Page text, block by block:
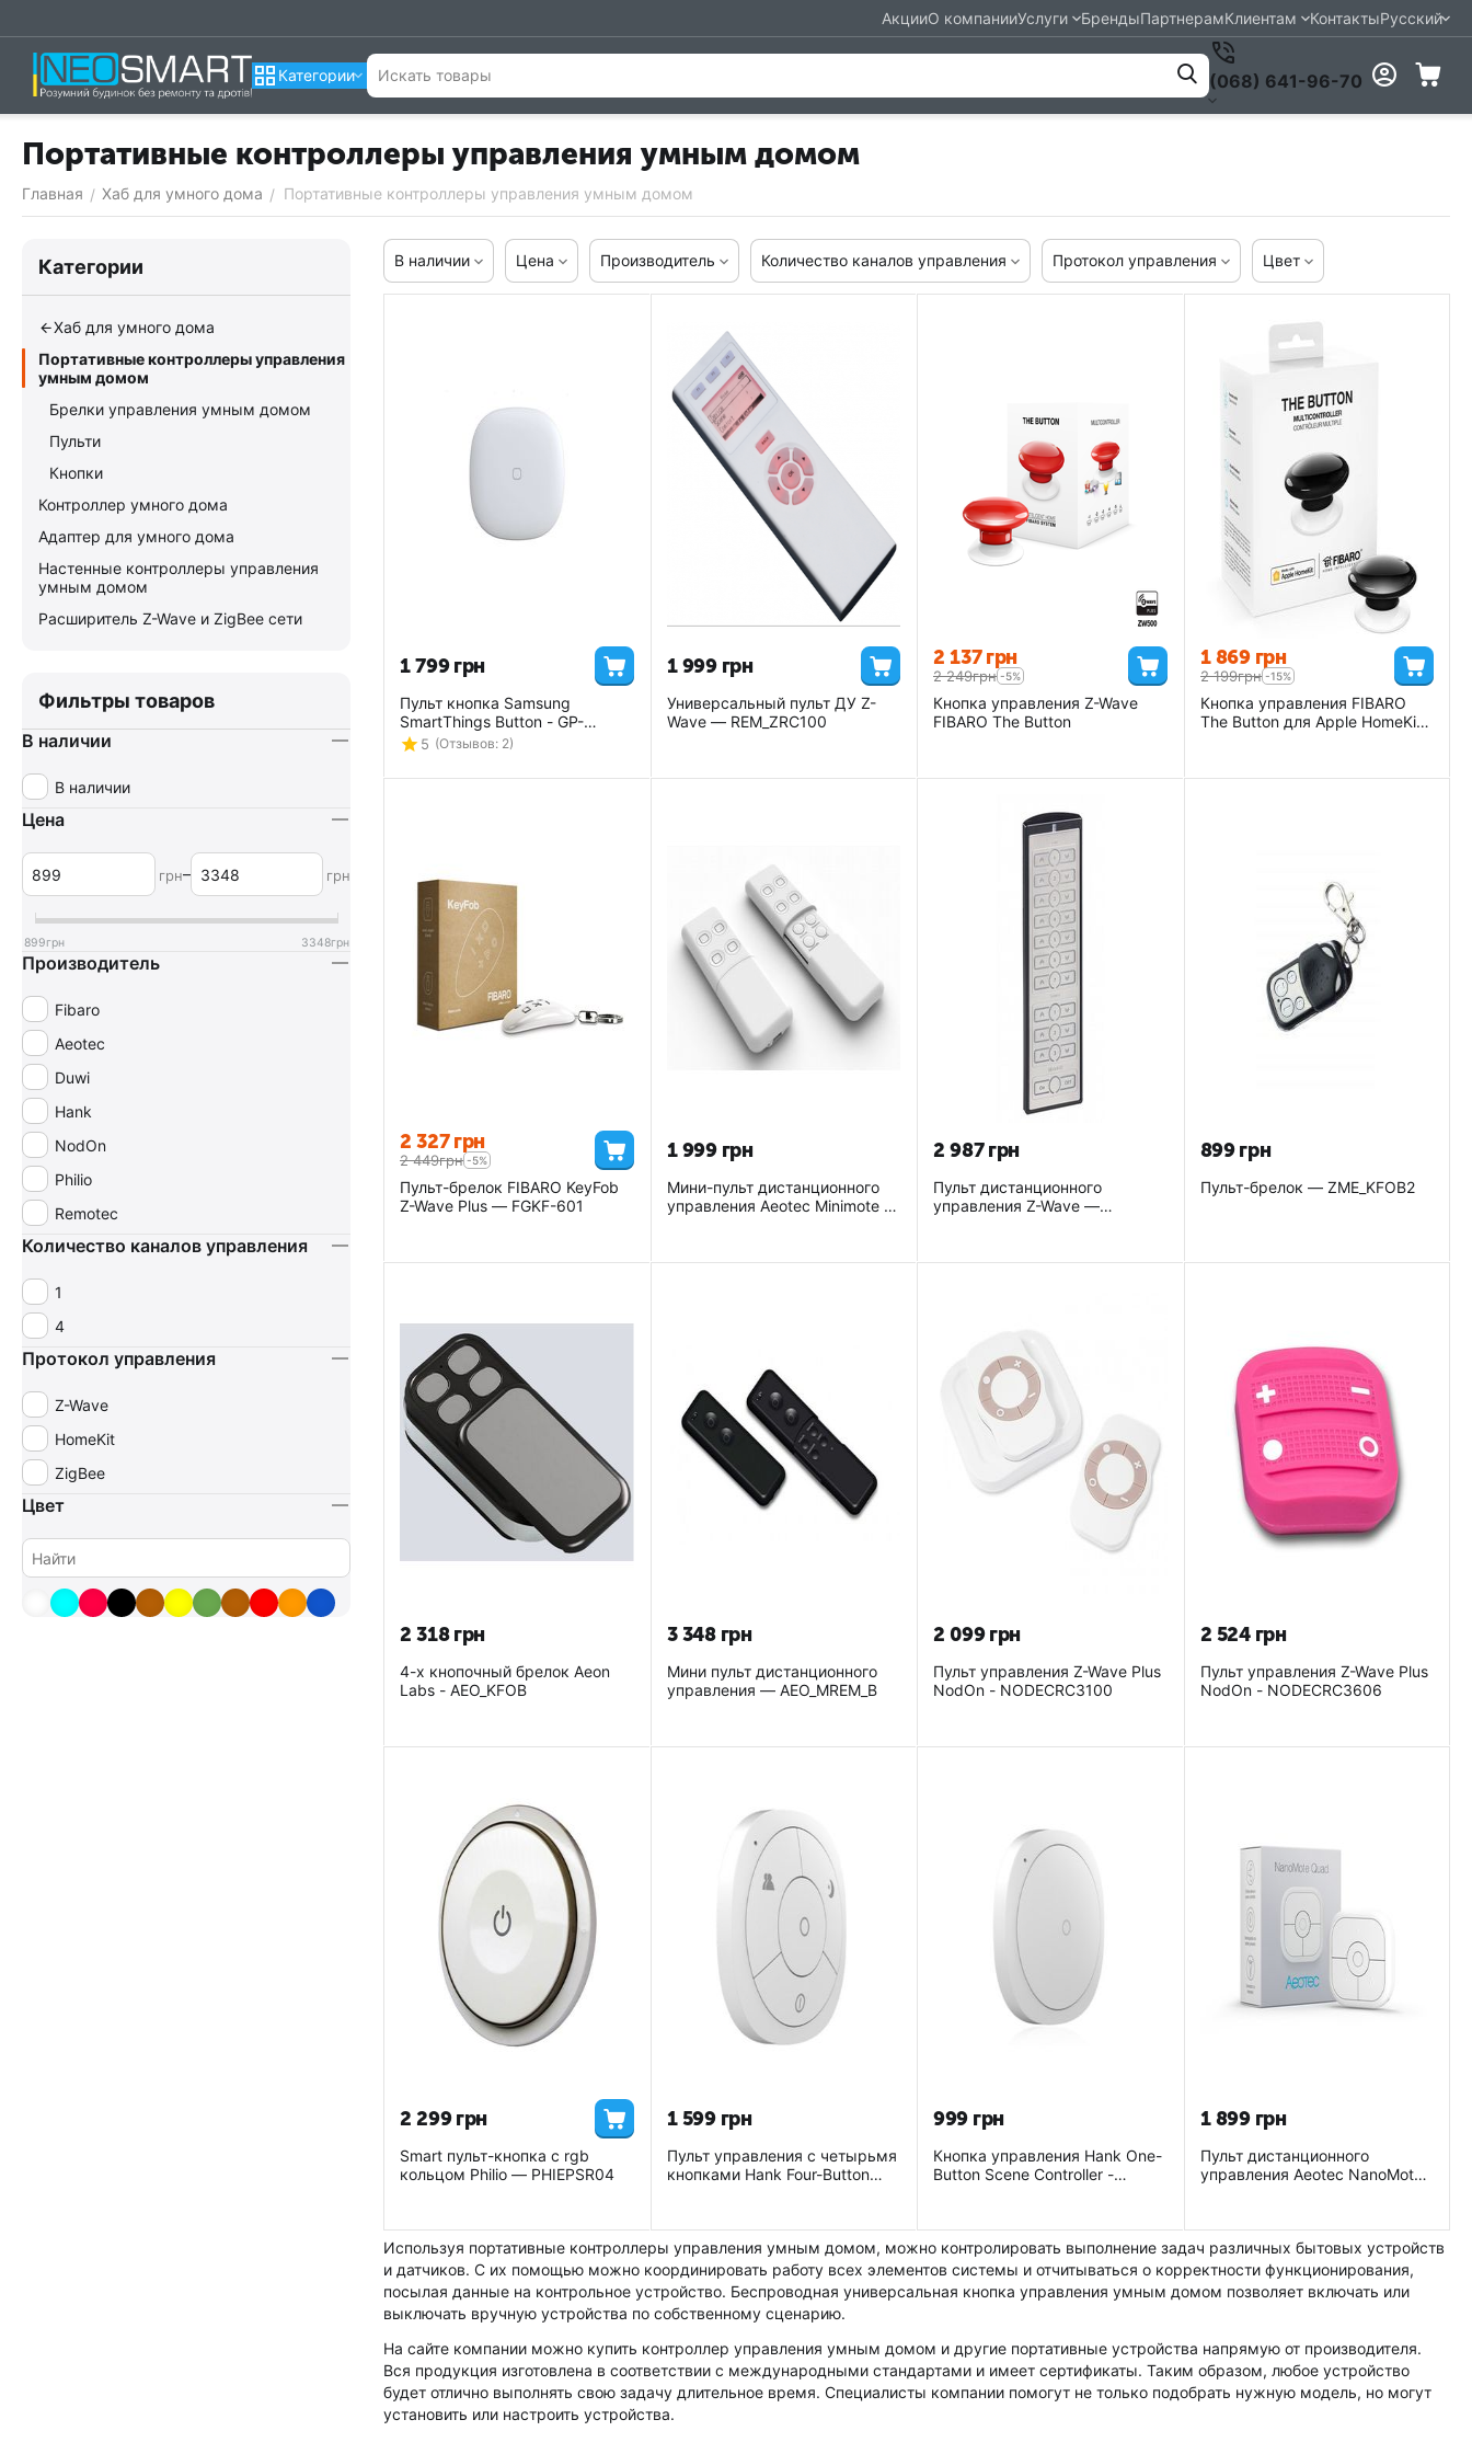
АкцииО компанииУслуги БрендыПартнерамКлиентам КонтактыРусский
Категории (068) 641-96-70
Портативные контроллеры управления умным домом
Главная / Хаб для умного дома / Портативные контроллеры управления умным домом
В наличии Цена Производитель Количество каналов управления Протокол управления Цвет
Используя портативные контроллеры управления умным домом, можно контролировать выполнение задач различных бытовых устройств
и датчиков. С их помощью можно координировать работу всех элементов системы и отчитываться о корректности функционирования,
посылая данные на контрольное устройство. Беспроводная универсальная кнопка управления умным домом позволяет включать или
выключать вручную устройства по собственному сценарию.
На сайте компании можно купить контроллер управления умным домом и другие портативные устройства напрямую от производителя.
Вся продукция изготовлена в соответствии с международными стандартами и имеет сертификаты. Таким образом, любое устройство
будет отлично выполнять свою задачу длительное время. Специалисты компании помогут не только подобрать нужную модель, но могут
установить или настроить устройства.
1 799 грн
Пульт кнопка Samsung
SmartThings Button - GP-
U999SJVLEEA
5 (Отзывов: 2)
1 999 грн
Универсальный пульт ДУ Z-
Wave — REM_ZRC100
2 137 грн
2 249грн -5%
Кнопка управления Z-Wave
FIBARO The Button
1 869 грн
2 199грн -15%
Кнопка управления FIBARO
The Button для Apple HomeKit,
2 327 грн
2 449грн -5%
Пульт-брелок FIBARO KeyFob
Z-Wave Plus — FGKF-601
1 999 грн
Мини-пульт дистанционного
управления Aeotec Minimote —
2 987 грн
Пульт дистанционного
управления Z-Wave —
‍899‍ грн
Пульт-брелок — ZME_KFOB2
2 318 грн
4-х кнопочный брелок Aeon
Labs - AEO_KFOB
3 348 грн
Мини пульт дистанционного
управления — AEO_MREM_B
2 099 грн
Пульт управления Z-Wave Plus
NodOn - NODECRC3100
2 524 грн
Пульт управления Z-Wave Plus
NodOn - NODECRC3606
2 299 грн
Smart пульт-кнопка с rgb
кольцом Philio — PHIEPSR04
1 599 грн
Пульт управления с четырьмя
кнопками Hank Four-Button
‍999‍ грн
Кнопка управления Hank One-
Button Scene Controller -
1 899 грн
Пульт дистанционного
управления Aeotec NanoMote
Категории
Хаб для умного дома
Портативные контроллеры управления
умным домом
Брелки управления умным домом
Пульти
Кнопки
Контроллер умного дома
Адаптер для умного дома
Настенные контроллеры управления
умным домом
Расширитель Z-Wave и ZigBee сети
Фильтры товаров
В наличии
В наличии
Цена
грн– грн
899грн 3348грн
Производитель
Fibaro
Aeotec
Duwi
Hank
NodOn
Philio
Remotec
Количество каналов управления
1
4
Протокол управления
Z-Wave
HomeKit
ZigBee
Цвет